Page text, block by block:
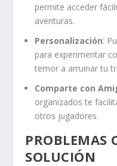
permite acceder
aventuras.
Personalización:
para experimentar
temor a arruinar tu
Comparte con
organizados te
otros jugadores.
PROBLEMAS
SOLUCIÓN